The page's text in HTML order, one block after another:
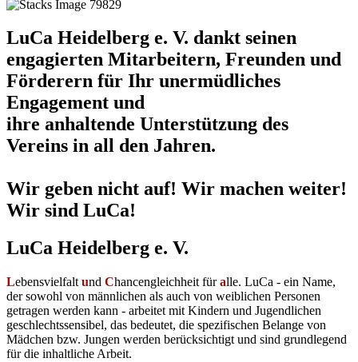
LuCa Heidelberg e. V. dankt seinen
engagierten Mitarbeitern, Freunden und
Förderern für Ihr unermüdliches
Engagement und
ihre anhaltende Unterstützung des
Vereins in all den Jahren.
Wir geben nicht auf! Wir machen weiter!
Wir sind LuCa!
LuCa Heidelberg e. V.
Lebensvielfalt und Chancengleichheit füralle. LuCa - ein Name,
der sowohl von männlichen als auch von weiblichen Personen
getragen werden kann - arbeitet mit Kindern und Jugendlichen
geschlechtssensibel, das bedeutet, die spezifischen Belange von
Mädchen bzw. Jungen werden berücksichtigt und sind grundlegend
für die inhaltliche Arbeit.